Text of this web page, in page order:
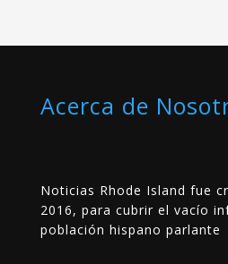
Acerca de
Noticias Rhode Island fue
2016, para cubrir el vacío
población hispano parlante